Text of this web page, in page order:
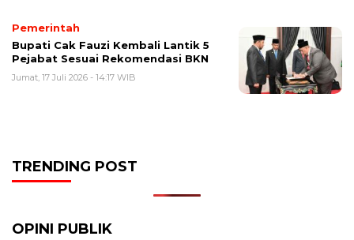
Pemerintah
Bupati Cak Fauzi Kembali Lantik 5
Pejabat Sesuai Rekomendasi BKN
Jumat, 17 Juli 2026 - 14:17 WIB
TRENDING POST
OPINI PUBLIK